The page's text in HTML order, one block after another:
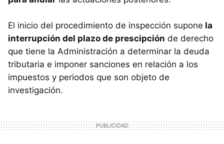
El inicio del procedimiento de inspección supone la
interrupción del plazo de prescipción de derecho
que tiene la Administración a determinar la deuda
tributaria e imponer sanciones en relación a los
impuestos y periodos que son objeto de
investigación.